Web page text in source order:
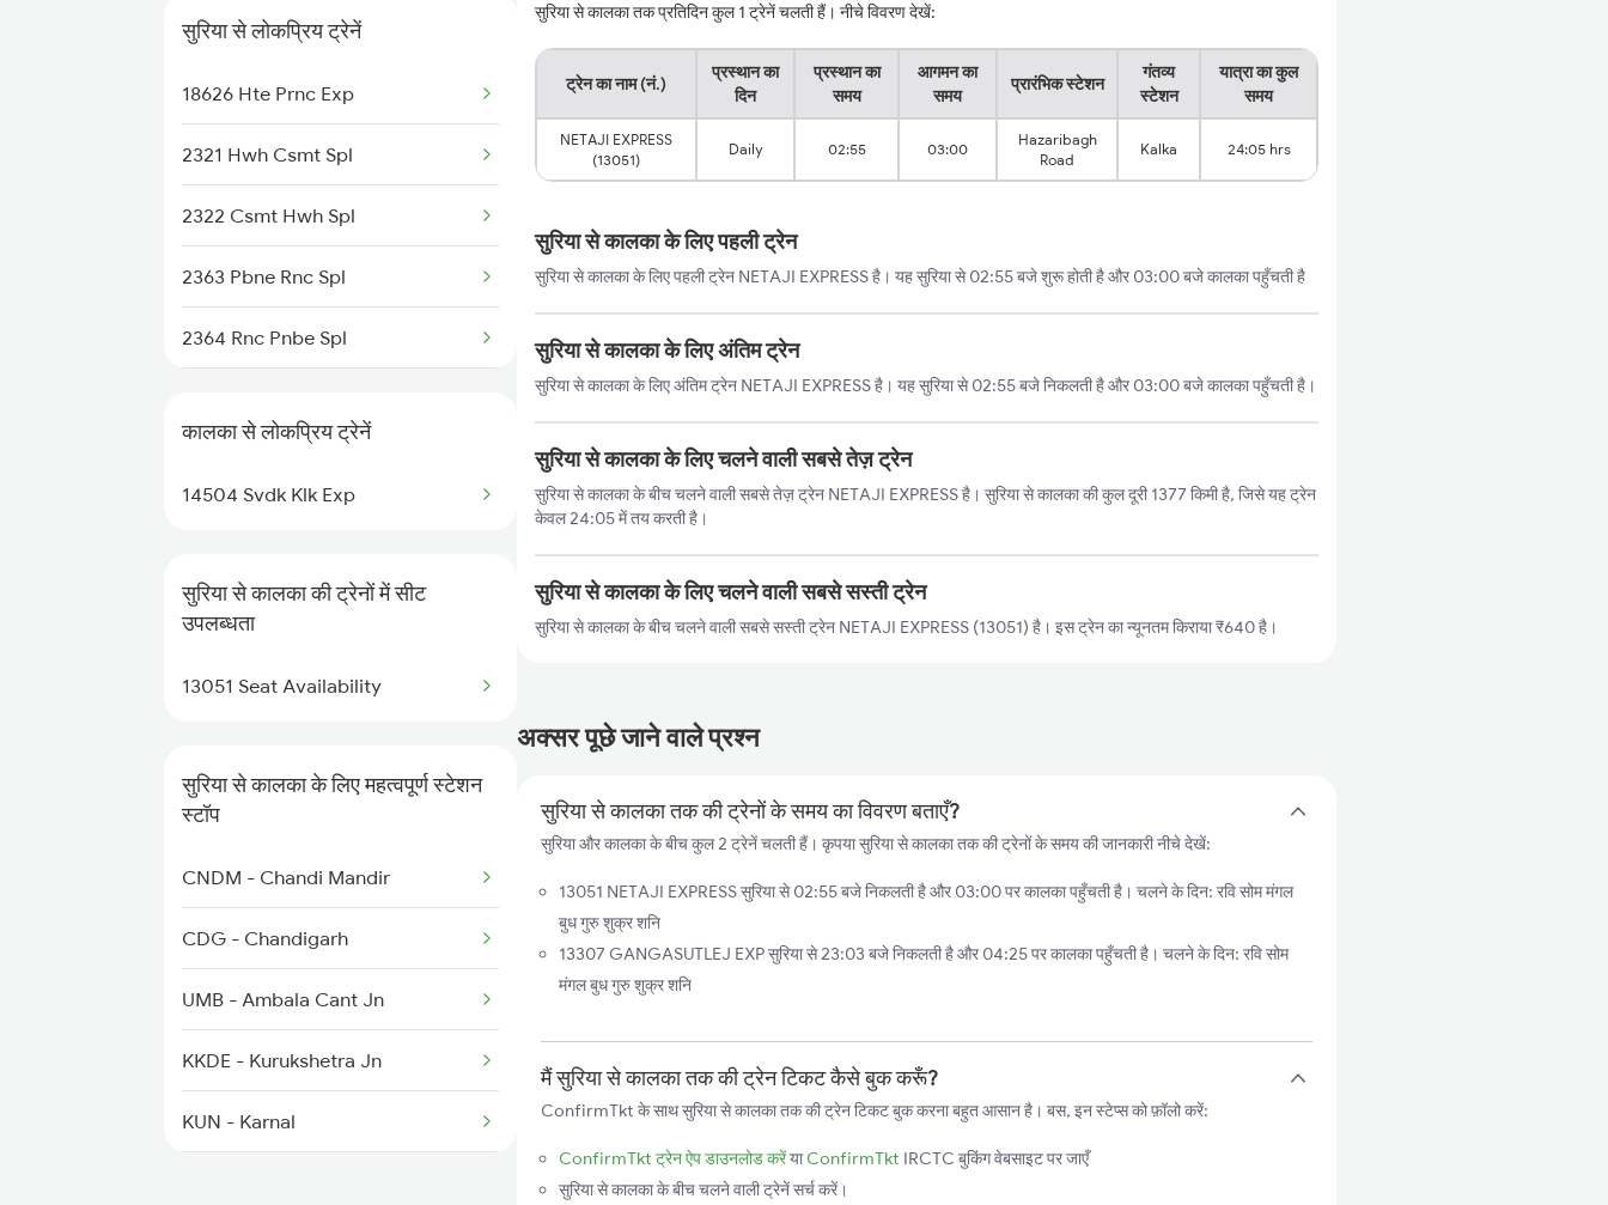
सुरिया से लोकप्रिय ट्रेनें
18626 Hte Prnc Exp
2321 Hwh Csmt Spl
2322 Csmt Hwh Spl
2363 Pbne Rnc Spl
2364 Rnc Pnbe Spl
3152 Kolkata Spl
3308 G Satluj Exp Spl
3329 Dhn Pnbe Festspl
3330 Pnbe Dhn Festspl
कालका से लोकप्रिय ट्रेनें
14504 Svdk Klk Exp
सुरिया से कालका की ट्रेनों में सीट
उपलब्धता
13051 Seat Availability
सुरिया से कालका के लिए महत्वपूर्ण स्टेशन
स्टॉप
CNDM - Chandi Mandir
CDG - Chandigarh
UMB - Ambala Cant Jn
KKDE - Kurukshetra Jn
KUN - Karnal
सुरिया से कालका तक प्रतिदिन कुल 1 ट्रेनें चलती हैं। नीचे विवरण देखें:
ट्रेन का नाम (नं.)
प्रस्थान का
दिन
प्रस्थान का
समय
आगमन का
समय
प्रारंभिक स्टेशन
गंतव्य
स्टेशन
यात्रा का कुल
समय
NETAJI EXPRESS
(13051)
Daily 02:55 03:00
Hazaribagh
Road
Kalka 24:05 hrs
सुरिया से कालका के लिए पहली ट्रेन
सुरिया से कालका के लिए पहली ट्रेन NETAJI EXPRESS है। यह सुरिया से 02:55 बजे शुरू होती है और 03:00 बजे कालका पहुँचती है
सुरिया से कालका के लिए अंतिम ट्रेन
सुरिया से कालका के लिए अंतिम ट्रेन NETAJI EXPRESS है। यह सुरिया से 02:55 बजे निकलती है और 03:00 बजे कालका पहुँचती है।
सुरिया से कालका के लिए चलने वाली सबसे तेज़ ट्रेन
सुरिया से कालका के बीच चलने वाली सबसे तेज़ ट्रेन NETAJI EXPRESS है। सुरिया से कालका की कुल दूरी 1377 किमी है, जिसे यह ट्रेन
केवल 24:05 में तय करती है।
सुरिया से कालका के लिए चलने वाली सबसे सस्ती ट्रेन
सुरिया से कालका के बीच चलने वाली सबसे सस्ती ट्रेन NETAJI EXPRESS (13051) है। इस ट्रेन का न्यूनतम किराया ₹640 है।
अक्सर पूछे जाने वाले प्रश्न
सुरिया से कालका तक की ट्रेनों के समय का विवरण बताएँ?
सुरिया और कालका के बीच कुल 2 ट्रेनें चलती हैं। कृपया सुरिया से कालका तक की ट्रेनों के समय की जानकारी नीचे देखें:
13051 NETAJI EXPRESS सुरिया से 02:55 बजे निकलती है और 03:00 पर कालका पहुँचती है। चलने के दिन: रवि सोम मंगल
बुध गुरु शुक्र शनि
13307 GANGASUTLEJ EXP सुरिया से 23:03 बजे निकलती है और 04:25 पर कालका पहुँचती है। चलने के दिन: रवि सोम
मंगल बुध गुरु शुक्र शनि
मैं सुरिया से कालका तक की ट्रेन टिकट कैसे बुक करूँ?
ConfirmTkt के साथ सुरिया से कालका तक की ट्रेन टिकट बुक करना बहुत आसान है। बस, इन स्टेप्स को फ़ॉलो करें:
ConfirmTkt ट्रेन ऐप डाउनलोड करेंयाConfirmTkt IRCTC बुकिंग वेबसाइट पर जाएँ
सुरिया से कालका के बीच चलने वाली ट्रेनें सर्च करें।